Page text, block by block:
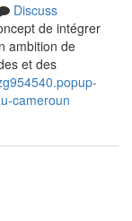
Discuss
de intégrer
ambition de
et des
cameroun